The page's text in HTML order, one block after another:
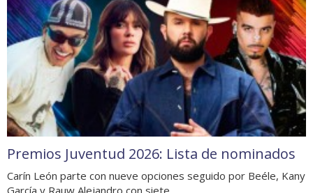
Premios Juventud 2026: Lista de nominados
Carín León parte con nueve opciones seguido por Beéle, Kany
García y Rauw Alejandro con siete